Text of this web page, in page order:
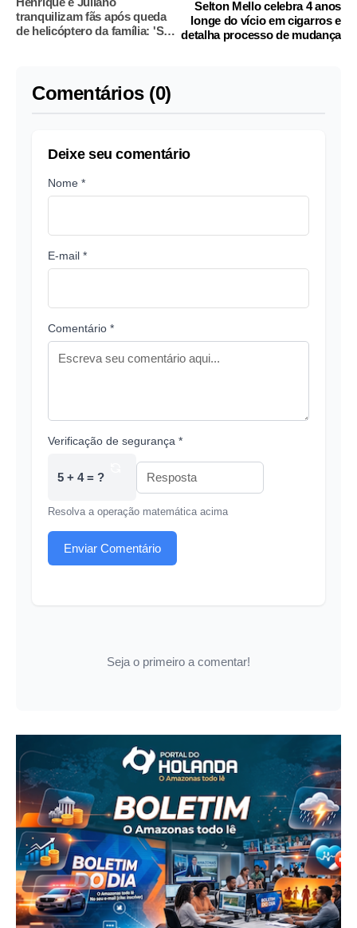
tranquilizam fãs após queda
de helicóptero da família: 'Só
Selton Mello celebra 4 anos
longe do vício em cigarros e
detalha processo de mudança
Comentários (0)
Deixe seu comentário
Nome *
E-mail *
Comentário *
Verificação de segurança *
5 + 4 = ?
Resolva a operação matemática acima
Enviar Comentário
Seja o primeiro a comentar!